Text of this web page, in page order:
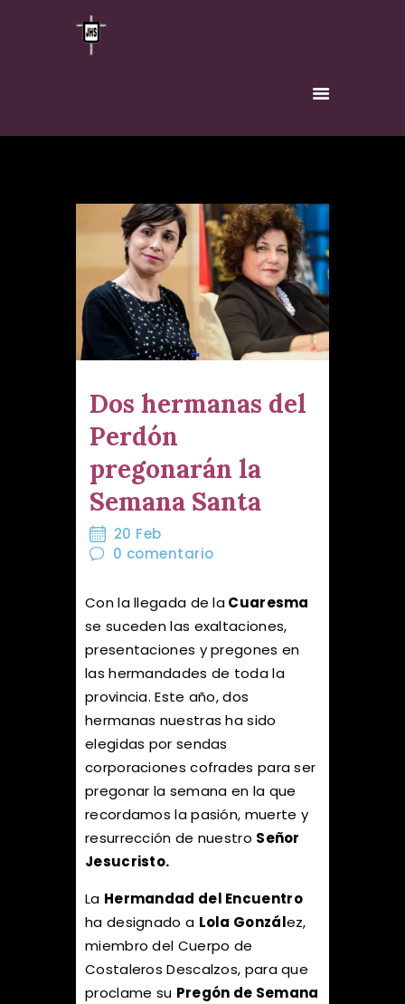
TITULAR
VÍA-CRUCIS
INSCRÍBETE
NOTICIAS
CONTACTO
Dos hermanas del
Perdón
pregonarán la
Semana Santa
20 Feb
0 comentario
Con la llegada de laCuaresma
se suceden las exaltaciones,
presentaciones y pregones en
las hermandades de toda la
provincia. Este año, dos
hermanas nuestras ha sido
elegidas por sendas
corporaciones cofrades para ser
pregonar la semana en la que
recordamos la pasión, muerte y
resurrección de nuestro Señor
Jesucristo.
La Hermandad del Encuentro
ha designado a Lola González,
miembro del Cuerpo de
Costaleros Descalzos, para que
proclame su Pregón de Semana